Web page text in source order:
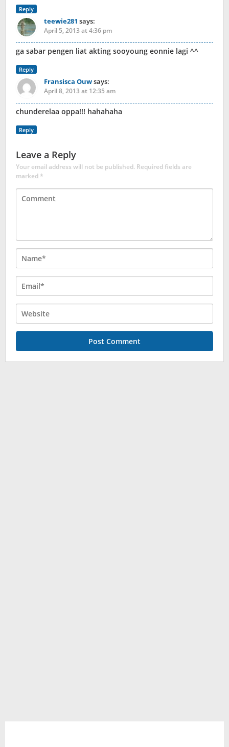
Reply
teewie281 says:
April 5, 2013 at 4:36 pm
ga sabar pengen liat akting sooyoung eonnie lagi ^^
Reply
Fransisca Ouwsays:
April 8, 2013 at 12:35 am
chunderelaa oppa!!! hahahaha
Reply
Leave a Reply
Your email address will not be published. Required fields are
marked*